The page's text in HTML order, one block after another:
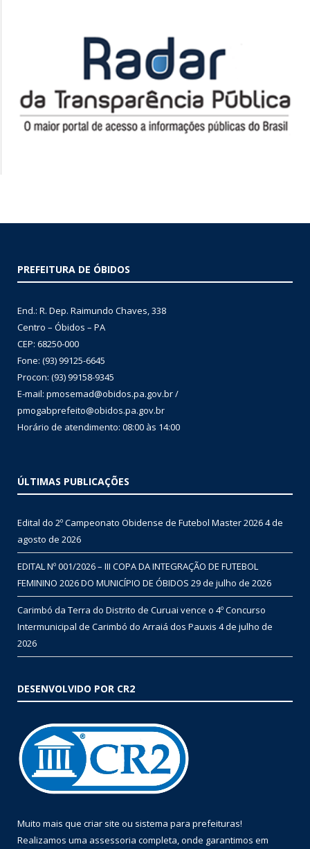
PREFEITURA DE ÓBIDOS
End.: R. Dep. Raimundo Chaves, 338
Centro – Óbidos – PA
CEP: 68250-000
Fone: (93) 99125-6645
Procon: (93) 99158-9345
E-mail: pmosemad@obidos.pa.gov.br /
pmogabprefeito@obidos.pa.gov.br
Horário de atendimento: 08:00 às 14:00
ÚLTIMAS PUBLICAÇÕES
Edital do 2º Campeonato Obidense de Futebol Master 20264 de
agosto de 2026
EDITAL Nº 001/2026 – III COPA DA INTEGRAÇÃO DE FUTEBOL
FEMININO 2026 DO MUNICÍPIO DE ÓBIDOS 29 de julho de 2026
Carimbó da Terra do Distrito de Curuai vence o 4º Concurso
Intermunicipal de Carimbó do Arraiá dos Pauxis 4 de julho de
2026
DESENVOLVIDO POR CR2
Muito mais que criar site ou sistema para prefeituras!
Realizamos uma assessoria completa, onde garantimos em